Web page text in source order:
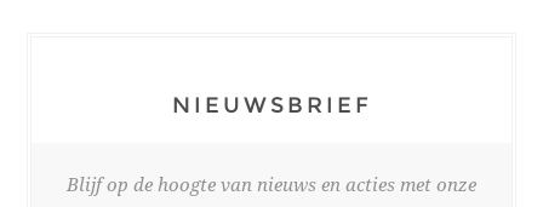
NIEUWSBRIEF
Blijf op de hoogte van nieuws en acties met onze